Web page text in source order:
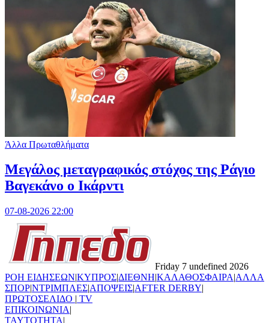
Άλλα Πρωταθλήματα
Μεγάλος μεταγραφικός στόχος της Ράγιο
Βαγεκάνο ο Ικάρντι
07-08-2026 22:00
Friday 7 undefined 2026
ΡΟΗ ΕΙΔΗΣΕΩΝ|ΚΥΠΡΟΣ|ΔΙΕΘΝΗ|ΚΑΛΑΘΟΣΦΑΙΡΑ|ΑΛΛΑ
ΣΠΟΡ|ΝΤΡΙΜΠΛΕΣ|ΑΠΟΨΕΙΣ|AFTER DERBY|
ΠΡΩΤΟΣΕΛΙΔΟ | TV
ΕΠΙΚΟΙΝΩΝΙΑ|
TAYTOTHTA|